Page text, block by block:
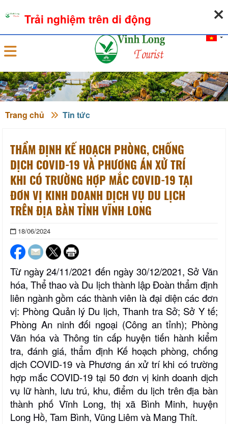
Đăng nhập
Trang chủ Tin tức
THẨM ĐỊNH KẾ HOẠCH PHÒNG, CHỐNG
DỊCH COVID-19 VÀ PHƯƠNG ÁN XỬ TRÍ
KHI CÓ TRƯỜNG HỢP MẮC COVID-19 TẠI
ĐƠN VỊ KINH DOANH DỊCH VỤ DU LỊCH
TRÊN ĐỊA BÀN TỈNH VĨNH LONG
18/06/2024
Từ ngày 24/11/2021 đến ngày 30/12/2021, Sở Văn
hóa, Thể thao và Du lịch thành lập Đoàn thẩm định
liên ngành gồm các thành viên là đại diện các đơn
vị: Phòng Quản lý Du lịch, Thanh tra Sở; Sở Y tế;
Phòng An ninh đối ngoại (Công an tỉnh); Phòng
Văn hóa và Thông tin cấp huyện tiến hành kiểm
tra, đánh giá, thẩm định Kế hoạch phòng, chống
dịch COVID-19 và Phương án xử trí khi có trường
hợp mắc COVID-19 tại 50 đơn vị kinh doanh dịch
vụ lữ hành, lưu trú, khu, điểm du lịch trên địa bàn
thành phố Vĩnh Long, thị xã Bình Minh, huyện
Long Hồ, Tam Bình, Vũng Liêm và Mang Thít.
Trải nghiệm trên di động